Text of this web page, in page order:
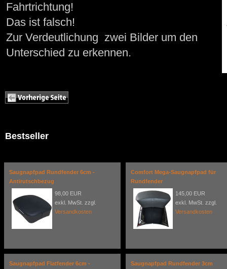
Fahrtrichtung!
Das ist falsch!
Zur Verdeutlichung zwei Bilder um den
Unterschied zu erkennen.
Bestseller
Saugnapfpad Rundfender 6cm -
Antirutschbezug
98,00 EUR
exkl. MwSt. zzgl.
Versandkosten
Comfort Mega-Saugnapfpad für
Rundfender
145,00 EUR
exkl. MwSt. zzgl.
Versandkosten
Saugnapfpad Flatfender 6cm -
Saugnapfpad Rundfender 3cm